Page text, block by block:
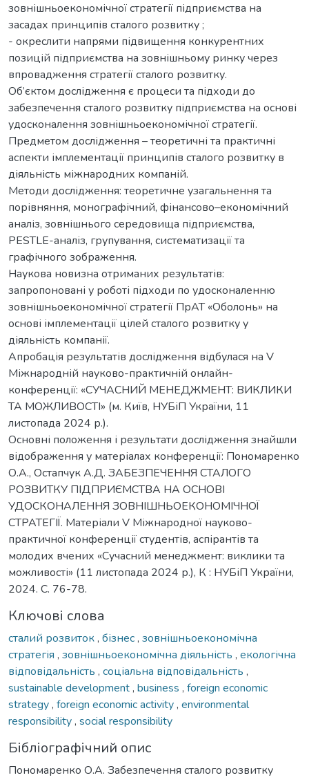
зовнішньоекономічної стратегії підприємства на
засадах принципів сталого розвитку ;
- окреслити напрями підвищення конкурентних
позицій підприємства на зовнішньому ринку через
впровадження стратегії сталого розвитку.
Об’єктом дослідження є процеси та підходи до
забезпечення сталого розвитку підприємства на основі
удосконалення зовнішньоекономічної стратегії.
Предметом дослідження – теоретичні та практичні
аспекти імплементації принципів сталого розвитку в
діяльність міжнародних компаній.
Методи дослідження: теоретичне узагальнення та
порівняння, монографічний, фінансово–економічний
аналіз, зовнішнього середовища підприємства,
PESTLE-аналіз, групування, систематизації та
графічного зображення.
Наукова новизна отриманих результатів:
запропоновані у роботі підходи по удосконаленню
зовнішньоекономічної стратегії ПрАТ «Оболонь» на
основі імплементації цілей сталого розвитку у
діяльність компанії.
Апробація результатів дослідження відбулася на V
Міжнародній науково-практичній онлайн-
конференції: «СУЧАСНИЙ МЕНЕДЖМЕНТ: ВИКЛИКИ
ТА МОЖЛИВОСТІ» (м. Київ, НУБіП України, 11
листопада 2024 р.).
Основні положення і результати дослідження знайшли
відображення у матеріалах конференції: Пономаренко
О.А., Остапчук А.Д. ЗАБЕЗПЕЧЕННЯ СТАЛОГО
РОЗВИТКУ ПІДПРИЄМСТВА НА ОСНОВІ
УДОСКОНАЛЕННЯ ЗОВНІШНЬОЕКОНОМІЧНОЇ
СТРАТЕГІЇ. Матеріали V Міжнародної науково-
практичної конференції студентів, аспірантів та
молодих вчених «Сучасний менеджмент: виклики та
можливості» (11 листопада 2024 р.), К : НУБіП України,
2024. С. 76-78.
Ключові слова
сталий розвиток, бізнес, зовнішньоекономічна
стратегія , зовнішньоекономічна діяльність , екологічна
відповідальність , соціальна відповідальність ,
sustainable development, business , foreign economic
strategy, foreign economic activity, environmental
responsibility, social responsibility
Бібліографічний опис
Пономаренко О.А. Забезпечення сталого розвитку